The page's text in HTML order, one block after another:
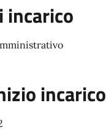
incarico
incarico